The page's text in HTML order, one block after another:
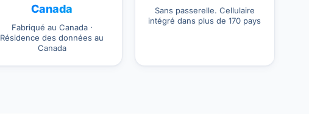
Canada
Fabriqué au Canada ·
Résidence des données au
Canada
Sans passerelle. Cellulaire
intégré dans plus de 170 pays